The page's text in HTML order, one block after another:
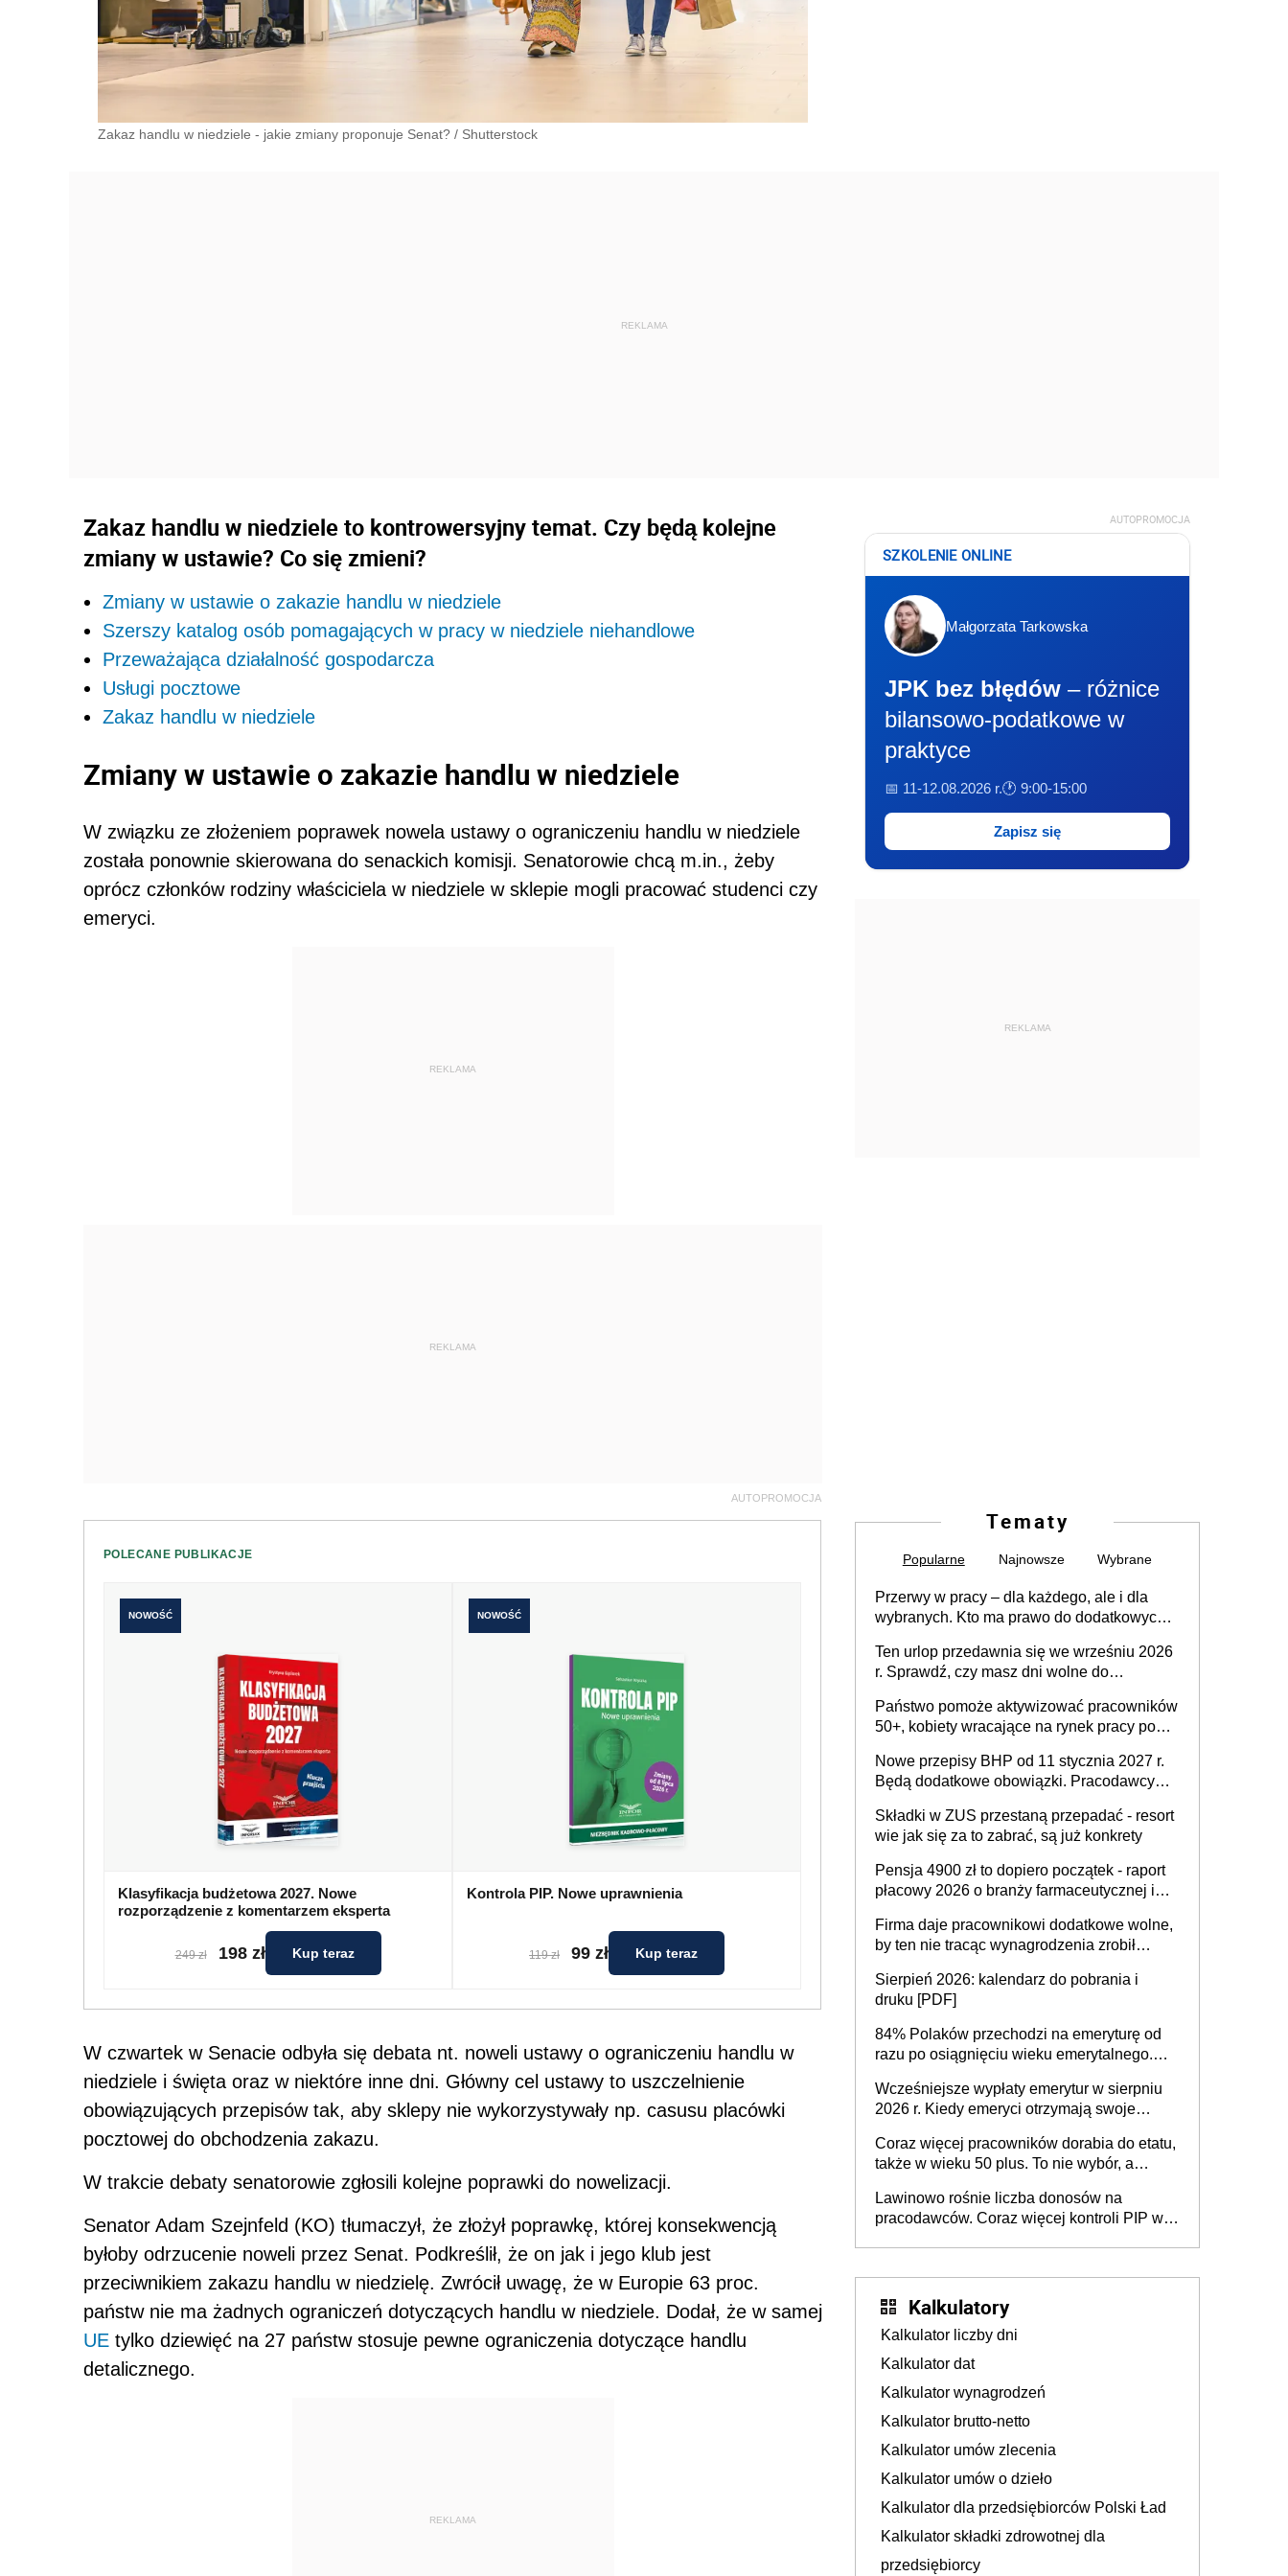
Zakaz handlu w niedziele - jakie zmiany proponuje Senat? / Shutterstock
Zakaz handlu w niedziele to kontrowersyjny temat. Czy będą kolejne
zmiany w ustawie? Co się zmieni?
Zmiany w ustawie o zakazie handlu w niedziele
Szerszy katalog osób pomagających w pracy w niedziele niehandlowe
Przeważająca działalność gospodarcza
Usługi pocztowe
Zakaz handlu w niedziele
Zmiany w ustawie o zakazie handlu w niedziele
W związku ze złożeniem poprawek nowela ustawy o ograniczeniu handlu w niedziele
została ponownie skierowana do senackich komisji. Senatorowie chcą m.in., żeby
oprócz członków rodziny właściciela w niedziele w sklepie mogli pracować studenci czy
emeryci.
REKLAMA
REKLAMA
AUTOPROMOCJA
POLECANE PUBLIKACJE
NOWOŚĆ
Klasyfikacja budżetowa 2027. Nowe
rozporządzenie z komentarzem eksperta
249 zł 198 zł Kup teraz
NOWOŚĆ
Kontrola PIP. Nowe uprawnienia
119 zł 99 zł Kup teraz
W czwartek w Senacie odbyła się debata nt. noweli ustawy o ograniczeniu handlu w
niedziele i święta oraz w niektóre inne dni. Główny cel ustawy to uszczelnienie
obowiązujących przepisów tak, aby sklepy nie wykorzystywały np. casusu placówki
pocztowej do obchodzenia zakazu.
W trakcie debaty senatorowie zgłosili kolejne poprawki do nowelizacji.
Senator Adam Szejnfeld (KO) tłumaczył, że złożył poprawkę, której konsekwencją
byłoby odrzucenie noweli przez Senat. Podkreślił, że on jak i jego klub jest
przeciwnikiem zakazu handlu w niedzielę. Zwrócił uwagę, że w Europie 63 proc.
państw nie ma żadnych ograniczeń dotyczących handlu w niedziele. Dodał, że w samej
UE tylko dziewięć na 27 państw stosuje pewne ograniczenia dotyczące handlu
detalicznego.
REKLAMA
AUTOPROMOCJA
SZKOLENIE ONLINE
Małgorzata Tarkowska
JPK bez błędów – różnice
bilansowo-podatkowe w
praktyce
📅 11-12.08.2026 r.🕐 9:00-15:00
Zapisz się
REKLAMA
Tematy
Popularne Najnowsze Wybrane
Przerwy w pracy – dla każdego, ale i dla
wybranych. Kto ma prawo do dodatkowych
Ten urlop przedawnia się we wrześniu 2026
r. Sprawdź, czy masz dni wolne do
Państwo pomoże aktywizować pracowników
50+, kobiety wracające na rynek pracy po
osoby neuroatypowe. Powstanie Fundusz
na rzecz Inkluzywności w Zatrudnianiu?
Nowe przepisy BHP od 11 stycznia 2027 r.
Będą dodatkowe obowiązki. Pracodawcy
Składki w ZUS przestaną przepadać - resort
wie jak się za to zabrać, są już konkrety
Pensja 4900 zł to dopiero początek - raport
płacowy 2026 o branży farmaceutycznej i
Firma daje pracownikowi dodatkowe wolne,
by ten nie tracąc wynagrodzenia zrobił
sprawdza
Sierpień 2026: kalendarz do pobrania i
druku [PDF]
84% Polaków przechodzi na emeryturę od
razu po osiągnięciu wieku emerytalnego.
dłużej, ale czy jest w stanie? Pracownicy
45+ to siła napędowa gospodarki
Wcześniejsze wypłaty emerytur w sierpniu
2026 r. Kiedy emeryci otrzymają swoje
Coraz więcej pracowników dorabia do etatu,
także w wieku 50 plus. To nie wybór, a
życia
Lawinowo rośnie liczba donosów na
pracodawców. Coraz więcej kontroli PIP w
Kalkulatory
Kalkulator liczby dni
Kalkulator dat
Kalkulator wynagrodzeń
Kalkulator brutto-netto
Kalkulator umów zlecenia
Kalkulator umów o dzieło
Kalkulator dla przedsiębiorców Polski Ład
Kalkulator składki zdrowotnej dla
przedsiębiorcy